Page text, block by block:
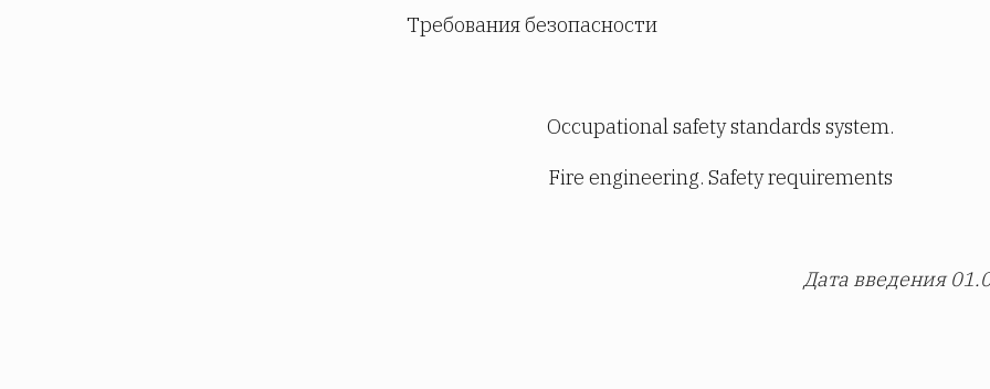
Требования безопасности
Occupational safety standards system.
Fire engineering. Safety requirements
Дата введения